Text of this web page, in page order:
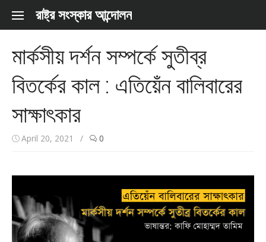
Skip to content
রাষ্ট্র সংস্কার আন্দোলন
মার্কসীয় দর্শন সম্পর্কে সুতীব্র
বিতর্কের কাল : এতিয়েঁন বালিবারের
সাক্ষাৎকার
April 20, 2021 / 0